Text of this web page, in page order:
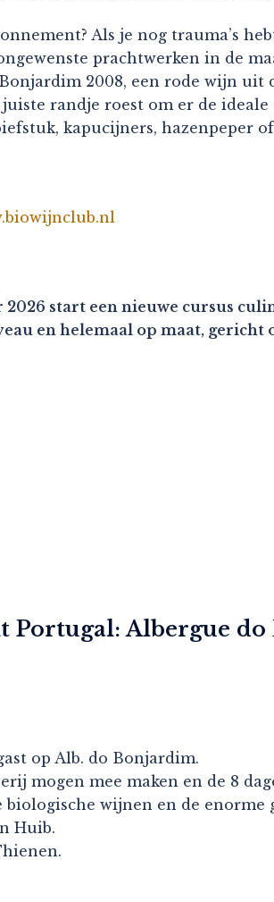
Als je nog trauma’s
prachtwerken in de
2008, een rode wijn uit
randje roest om er de
kapucijners, hazenpeper
2026 start een nieuwe cursus
en helemaal op maat, gericht
Portugal: Albergue
op Alb. do Bonjardim.
mogen mee maken en de 8
wijnen en de enorme
Huib.